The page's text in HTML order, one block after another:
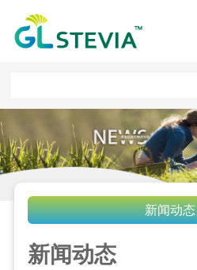
新闻动态
新闻动态